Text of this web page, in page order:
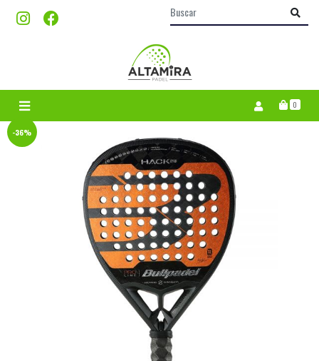
0
-36%